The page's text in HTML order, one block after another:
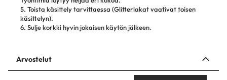
5. Toista käsittely tarvittaessa (Glitterlakat vaativat toisen
käsittelyn).
6. Sulje korkki hyvin jokaisen käytön jälkeen.
Arvostelut